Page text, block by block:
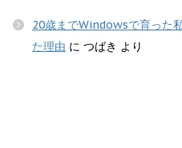
20歳までWindowsで育った
た理由 に つばき より